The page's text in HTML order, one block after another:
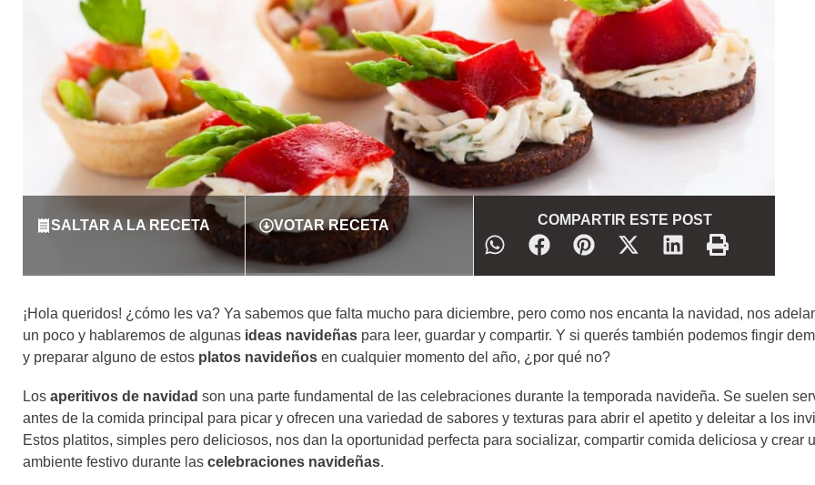
SALTAR A LA RECETA VOTAR RECETA COMPARTIR ESTE POST
¡Hola queridos! ¿cómo les va? Ya sabemos que falta mucho para diciembre, pero como nos encanta la navidad, nos
un poco y hablaremos de algunas ideas navideñas para leer, guardar y compartir. Y si querés también podemos fingir
y preparar alguno de estos platos navideños en cualquier momento del año, ¿por qué no?
Los aperitivos de navidad son una parte fundamental de las celebraciones durante la temporada navideña. Se suelen
antes de la comida principal para picar y ofrecen una variedad de sabores y texturas para abrir el apetito y deleitar a los
Estos platitos, simples pero deliciosos, nos dan la oportunidad perfecta para socializar, compartir comida deliciosa y crear
ambiente festivo durante las celebraciones navideñas.